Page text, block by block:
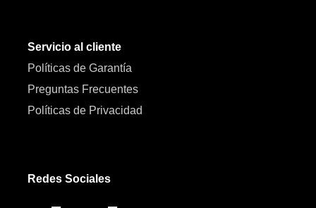
Servicio al cliente
Políticas de Garantía
Preguntas Frecuentes
Políticas de Privacidad
Redes Sociales